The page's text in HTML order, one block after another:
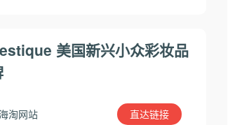
美国新兴小众彩妆品
淘网站 直达链接